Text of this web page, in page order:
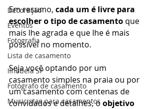
Decoração
Eventos
Fotografia
Lista de casamento
Ilhabela SP
Fotógrafo de casamento
Musicistas para casamentos
Em resumo, cada um é livre para
escolher o tipo de casamento que
mais lhe agrada e que lhe é mais
possível no momento.
Seja você optando por um
casamento simples na praia ou por
um casamento com centenas de
convidados e detalhes, o objetivo